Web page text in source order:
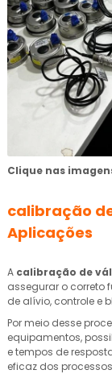
Clique nas
calibração
Aplicações
A calibração de
assegurar o correto
de alívio, controle e
Por meio desse
equipamentos,
e tempos de
eficaz dos